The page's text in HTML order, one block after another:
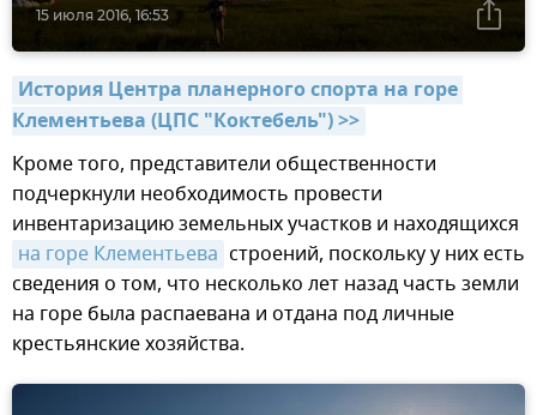
15 июля 2016, 16:53
История Центра планерного спорта на горе
Клементьева (ЦПС "Коктебель") >>
Кроме того, представители общественности
подчеркнули необходимость провести
инвентаризацию земельных участков и находящихся
на горе Клементьева строений, поскольку у них есть
сведения о том, что несколько лет назад часть земли
на горе была распаевана и отдана под личные
крестьянские хозяйства.